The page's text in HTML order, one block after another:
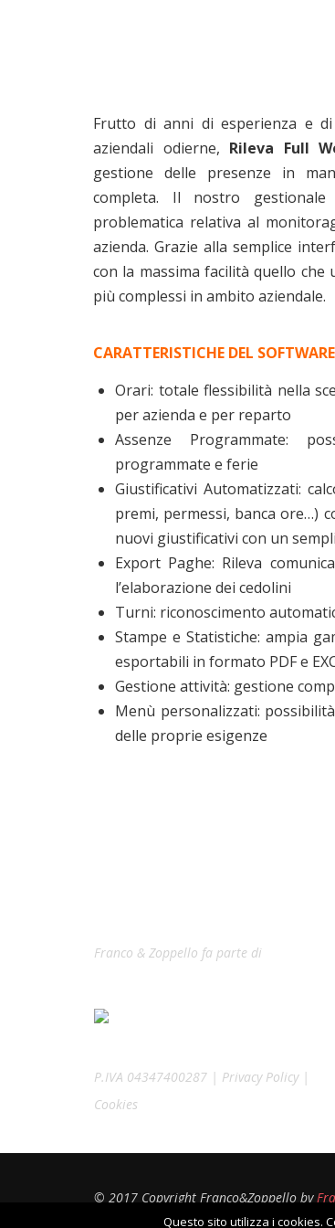
Frutto di anni di esperienza e
aziendali odierne, Rileva Full
gestione delle presenze in
completa. Il nostro
problematica relativa al
azienda. Grazie alla semplice
con la massima facilità quello
più complessi in ambito aziendale.
CARATTERISTICHE DEL
Orari: totale flessibilità nella
per azienda e per reparto
Assenze Programmate:
programmate e ferie
Giustificativi Automatizzati:
premi, permessi, banca ore…)
nuovi giustificativi con un
Export Paghe: Rileva
l’elaborazione dei cedolini
Turni: riconoscimento
Stampe e Statistiche: ampia
esportabili in formato PDF e
Gestione attività: gestione
Menù personalizzati:
delle proprie esigenze
Franco & Zoppello fa parte di
P.IVA 04347400287 | Privacy Policy |
Cookies
© 2017 Copyright Franco&Zoppello by
Questo sito utilizza i cookies.